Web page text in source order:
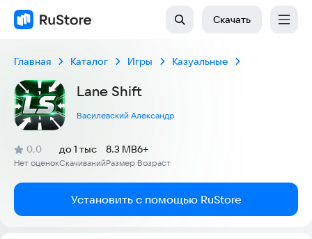
Скачать
Главная Каталог Игры Казуальные
Lane Shift
Василевский Александр
Рейтинг:
0,0
(
Нет оценок
)
Скачиваний
до 1 тыс
Размер
8.3 MB
Возраст
6+
Установить с помощью RuStore